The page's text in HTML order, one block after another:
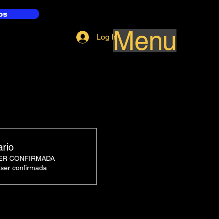
Menu
Log In
CONFIRMADA
confirmada